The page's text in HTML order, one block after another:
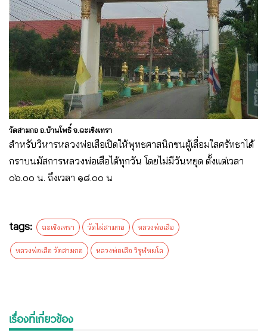
วัดสามกอ อ.บ้านโพธิ์ จ.ฉะเชิงเทรา
สำหรับวิหารหลวงพ่อเสือเปิดให้พุทธศาสนิกชนผู้เลื่อมใสศรัทธาได้
กราบนมัสการหลวงพ่อเสือได้ทุกวัน โดยไม่มีวันหยุด ตั้งแต่เวลา
๐๖.๐๐ น. ถึงเวลา ๑๘.๐๐ น
tags: ฉะเชิงเทรา วัดไผ่สามกอ หลวงพ่อเสือ
หลวงพ่อเสือ วัดสามกอ หลวงพ่อเสือ วิรุฬฺหผโล
เรื่องที่เกี่ยวข้อง